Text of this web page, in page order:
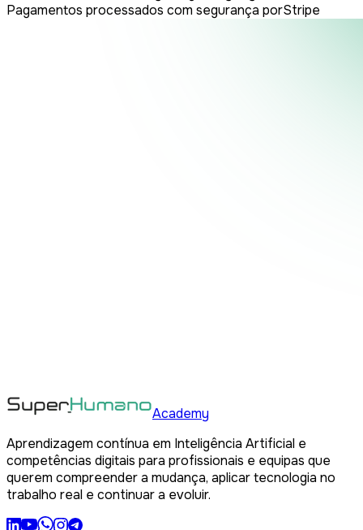
Pagamentos processados com segurança porStripe
Academy
Aprendizagem contínua em Inteligência Artificial e
competências digitais para profissionais e equipas que
querem compreender a mudança, aplicar tecnologia no
trabalho real e continuar a evoluir.